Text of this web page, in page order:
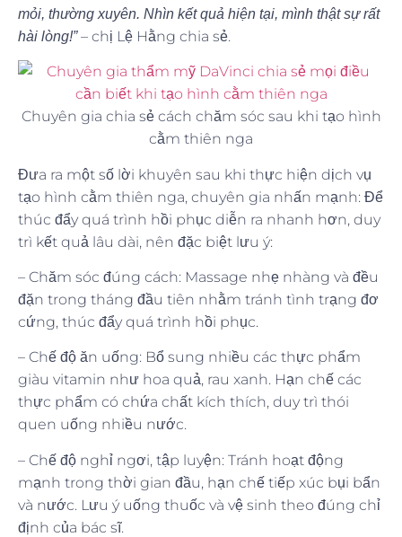
mỏi, thường xuyên. Nhìn kết quả hiện tại, mình thật sự rất
hài lòng!”– chị Lệ Hằng chia sẻ.
Chuyên gia chia sẻ cách chăm sóc sau khi tạo hình
cằm thiên nga
Đưa ra một số lời khuyên sau khi thực hiện dịch vụ
tạo hình cằm thiên nga, chuyên gia nhấn mạnh: Để
thúc đẩy quá trình hồi phục diễn ra nhanh hơn, duy
trì kết quả lâu dài, nên đặc biệt lưu ý:
– Chăm sóc đúng cách: Massage nhẹ nhàng và đều
đặn trong tháng đầu tiên nhằm tránh tình trạng đơ
cứng, thúc đẩy quá trình hồi phục.
– Chế độ ăn uống: Bổ sung nhiều các thực phẩm
giàu vitamin như hoa quả, rau xanh. Hạn chế các
thực phẩm có chứa chất kích thích, duy trì thói
quen uống nhiều nước.
– Chế độ nghỉ ngơi, tập luyện: Tránh hoạt động
mạnh trong thời gian đầu, hạn chế tiếp xúc bụi bẩn
và nước. Lưu ý uống thuốc và vệ sinh theo đúng chỉ
định của bác sĩ.